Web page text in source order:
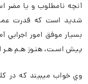
آنچه نامطلوب و يا مضر
شديد است که قدرت عمل
پيش اسـت، هنـوز هـم هـر
وي خواب ميبيند که در